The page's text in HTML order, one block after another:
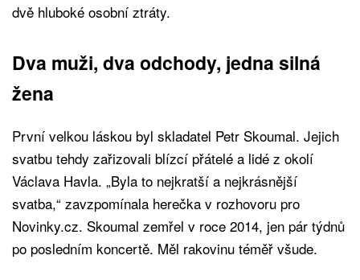
dvě hluboké osobní ztráty.
Dva muži, dva odchody, jedna silná
žena
První velkou láskou byl skladatel Petr Skoumal. Jejich
svatbu tehdy zařizovali blízcí přátelé a lidé z okolí
Václava Havla. „Byla to nejkratší a nejkrásnější
svatba,“ zavzpomínala herečka v rozhovoru pro
Novinky.cz. Skoumal zemřel v roce 2014, jen pár týdnů
po posledním koncertě. Měl rakovinu téměř všude.